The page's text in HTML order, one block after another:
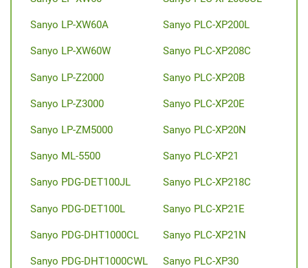
Sanyo LP-XW60A
Sanyo LP-XW60W
Sanyo LP-Z2000
Sanyo LP-Z3000
Sanyo LP-ZM5000
Sanyo ML-5500
Sanyo PDG-DET100JL
Sanyo PDG-DET100L
Sanyo PDG-DHT1000CL
Sanyo PDG-DHT1000CWL
Sanyo PLC-XP200L
Sanyo PLC-XP208C
Sanyo PLC-XP20B
Sanyo PLC-XP20E
Sanyo PLC-XP20N
Sanyo PLC-XP21
Sanyo PLC-XP218C
Sanyo PLC-XP21E
Sanyo PLC-XP21N
Sanyo PLC-XP30